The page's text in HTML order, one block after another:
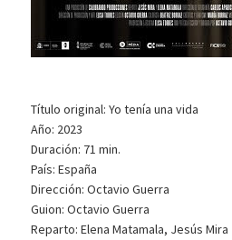
Título original: Yo tenía una vida
Año: 2023
Duración: 71 min.
País: España
Dirección: Octavio Guerra
Guion: Octavio Guerra
Reparto: Elena Matamala, Jesús Mira